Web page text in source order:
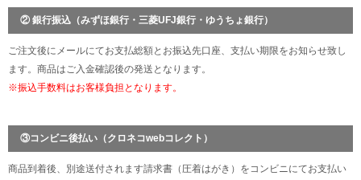
② 銀行振込（みずほ銀行・三菱UFJ銀行・ゆうちょ銀行）
ご注文後にメールにてお支払総額とお振込先口座、支払い期限をお知らせ致し
ます。商品はご入金確認後の発送となります。
※振込手数料はお客様負担となります。
③コンビニ後払い（クロネコwebコレクト）
商品到着後、別途送付されます請求書（圧着はがき）をコンビニにてお支払い